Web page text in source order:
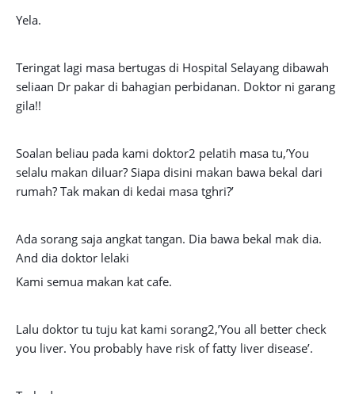
Yela.
Teringat lagi masa bertugas di Hospital Selayang dibawah
seliaan Dr pakar di bahagian perbidanan. Doktor ni garang
gila!!
Soalan beliau pada kami doktor2 pelatih masa tu,’You
selalu makan diluar? Siapa disini makan bawa bekal dari
rumah? Tak makan di kedai masa tghri?’
Ada sorang saja angkat tangan. Dia bawa bekal mak dia.
And dia doktor lelaki
Kami semua makan kat cafe.
Lalu doktor tu tuju kat kami sorang2,’You all better check
you liver. You probably have risk of fatty liver disease’.